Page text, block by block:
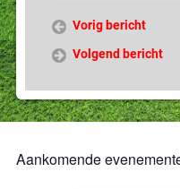
Vorig bericht
Volgend bericht
Aankomende